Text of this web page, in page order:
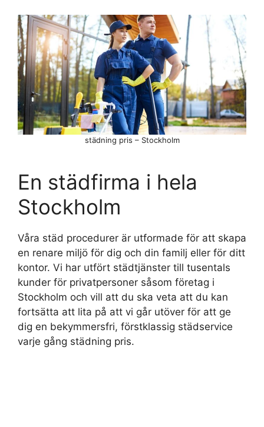
En städfirma i hela
Stockholm
Våra städ procedurer är utformade för att skapa
en renare miljö för dig och din familj eller för ditt
kontor. Vi har utfört städtjänster till tusentals
kunder för privatpersoner såsom företag i
Stockholm och vill att du ska veta att du kan
fortsätta att lita på att vi går utöver för att ge
dig en bekymmersfri, förstklassig städservice
varje gång städning pris.
städning pris – Stockholm